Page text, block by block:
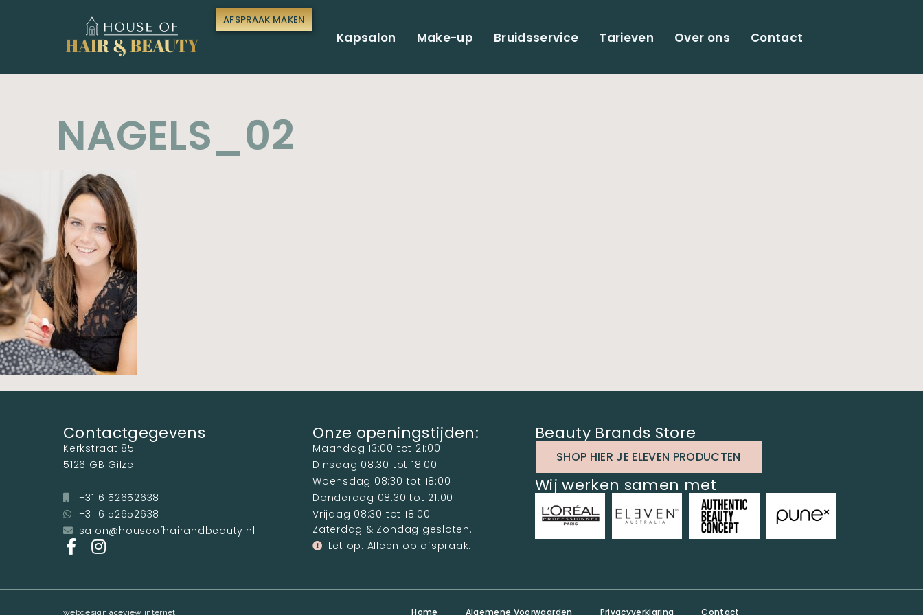
AFSPRAAK MAKEN
Kapsalon Make-up Bruidsservice Tarieven Over ons Contact
NAGELS_02
Contactgegevens
Kerkstraat 85
5126 GB Gilze
+31 6 52652638
+31 6 52652638
salon@houseofhairandbeauty.nl
Onze openingstijden:
Maandag 13:00 tot 21:00
Dinsdag 08:30 tot 18:00
Woensdag 08:30 tot 18:00
Donderdag 08:30 tot 21:00
Vrijdag 08:30 tot 18:00
Zaterdag & Zondag gesloten.
Let op: Alleen op afspraak.
Beauty Brands Store
SHOP HIER JE ELEVEN PRODUCTEN
Wij werken samen met
webdesign aceview internet Home Algemene Voorwaarden Privacyverklaring Contact